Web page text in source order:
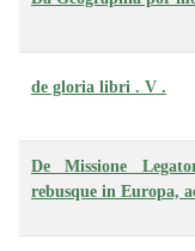
de gloria libri . V .
De Missione
rebusque in Europa,